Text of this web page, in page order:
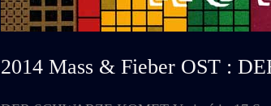
2014 Mass & Fieber OST :